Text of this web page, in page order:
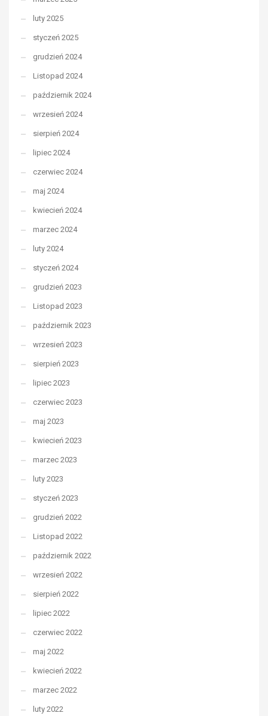
luty 2025
styczeń 2025
grudzień 2024
Listopad 2024
październik 2024
wrzesień 2024
sierpień 2024
lipiec 2024
czerwiec 2024
maj 2024
kwiecień 2024
marzec 2024
luty 2024
styczeń 2024
grudzień 2023
Listopad 2023
październik 2023
wrzesień 2023
sierpień 2023
lipiec 2023
czerwiec 2023
maj 2023
kwiecień 2023
marzec 2023
luty 2023
styczeń 2023
grudzień 2022
Listopad 2022
październik 2022
wrzesień 2022
sierpień 2022
lipiec 2022
czerwiec 2022
maj 2022
kwiecień 2022
marzec 2022
luty 2022